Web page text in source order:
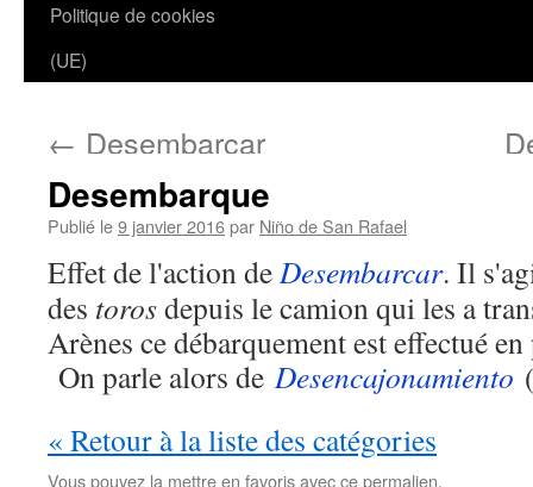
contenu
Politique de cookies
(UE)
← Desembarcar
Desembarque
Publié le9 janvier 2016par Niño de San Rafael
Effet de l'action deDesembarcar. Il
des torosdepuis le camion qui les a
Arènes ce débarquement est effectué
On parle alors de Desencajonamiento
« Retour à la liste des catégories
Vous pouvez la mettre en favoris avecce permalien.